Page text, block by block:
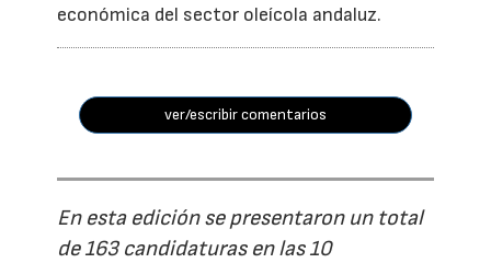
económica del sector oleícola andaluz.
ver/escribir comentarios
En esta edición se presentaron un total
de 163 candidaturas en las 10